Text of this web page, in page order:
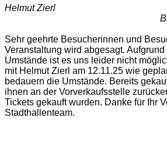
Helmut Zierl
Sehr geehrte Besucherinnen und
Veranstaltung wird abgesagt.
Umstände ist es uns leider nicht
mit Helmut Zierl am 12.11.25 wie
bedauern die Umstände. Bereits
ihnen an der Vorverkaufsstelle
Tickets gekauft wurden. Danke für Ihr
Stadthallenteam.